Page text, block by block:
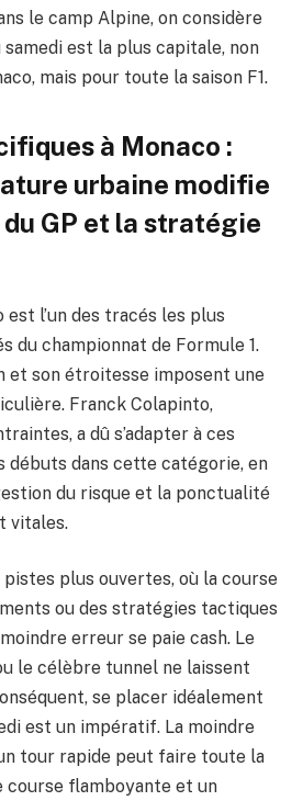
le camp Alpine, on considère
est la plus capitale, non
mais pour toute la saison F1.
à Monaco :
urbaine modifie
GP et la stratégie
l’un des tracés les plus
du championnat de Formule 1.
et son étroitesse imposent une
Franck Colapinto,
a dû s’adapter à ces
débuts dans cette catégorie, en
du risque et la ponctualité
vitales.
plus ouvertes, où la course
ou des stratégies tactiques
erreur se paie cash. Le
le célèbre tunnel ne laissent
se placer idéalement
est un impératif. La moindre
tour rapide peut faire toute la
flamboyante et un